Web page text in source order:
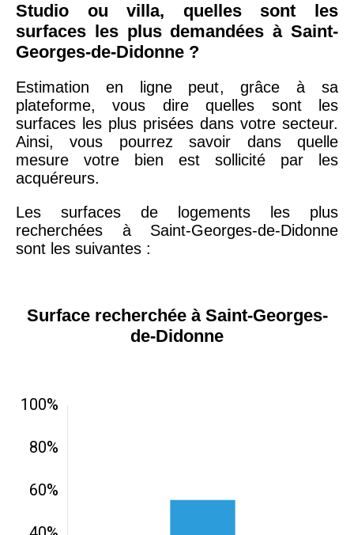
Studio ou villa, quelles sont les
surfaces les plus demandées à Saint-
Georges-de-Didonne ?
Estimation en ligne peut, grâce à sa
plateforme, vous dire quelles sont les
surfaces les plus prisées dans votre secteur.
Ainsi, vous pourrez savoir dans quelle
mesure votre bien est sollicité par les
acquéreurs.
Les surfaces de logements les plus
recherchées à Saint-Georges-de-Didonne
sont les suivantes :
Surface recherchée à Saint-Georges-
de-Didonne